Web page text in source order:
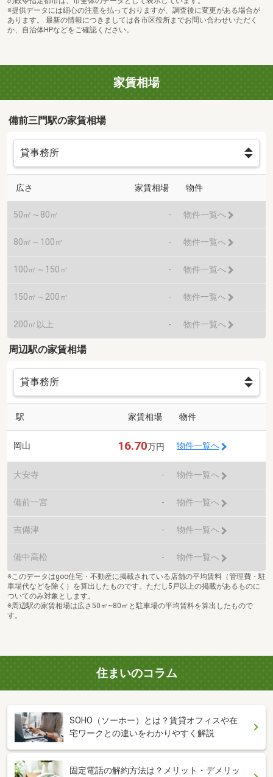
※提供データには細心の注意を払っておりますが、調査後に変更がある場合が
あります。 最新の情報につきましては各市区役所までお問い合わせいただく
か、自治体HPなどをご確認ください。
家賃相場
備前三門駅の家賃相場
広さ 家賃相場 物件
50㎡～80㎡ - 物件一覧へ
80㎡～100㎡ - 物件一覧へ
100㎡～150㎡ - 物件一覧へ
150㎡～200㎡ - 物件一覧へ
200㎡以上 - 物件一覧へ
周辺駅の家賃相場
駅 家賃相場 物件
岡山 16.70万円 物件一覧へ
大安寺 - 物件一覧へ
備前一宮 - 物件一覧へ
吉備津 - 物件一覧へ
備中高松 - 物件一覧へ
※このデータはgoo住宅・不動産に掲載されている店舗の平均賃料（管理費・駐
車場代などを除く）を算出したものです。ただし5戸以上の掲載があるものに
ついてのみ対象とします。
※周辺駅の家賃相場は広さ50㎡~80㎡と駐車場の平均賃料を算出したもので
す。
住まいのコラム
SOHO（ソーホー）とは？賃貸オフィスや在
宅ワークとの違いをわかりやすく解説
固定電話の解約方法は？メリット・デメリッ